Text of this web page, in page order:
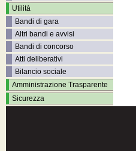
Utilità
Bandi di gara
Altri bandi e avvisi
Bandi di concorso
Atti deliberativi
Bilancio sociale
Amministrazione Trasparente
Sicurezza